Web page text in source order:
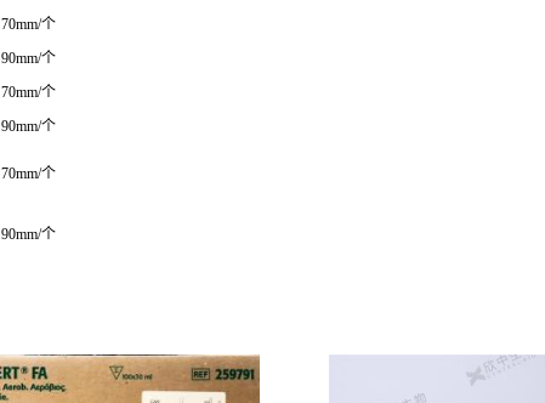
70mm/个
90mm/个
70mm/个
90mm/个
70mm/个
90mm/个